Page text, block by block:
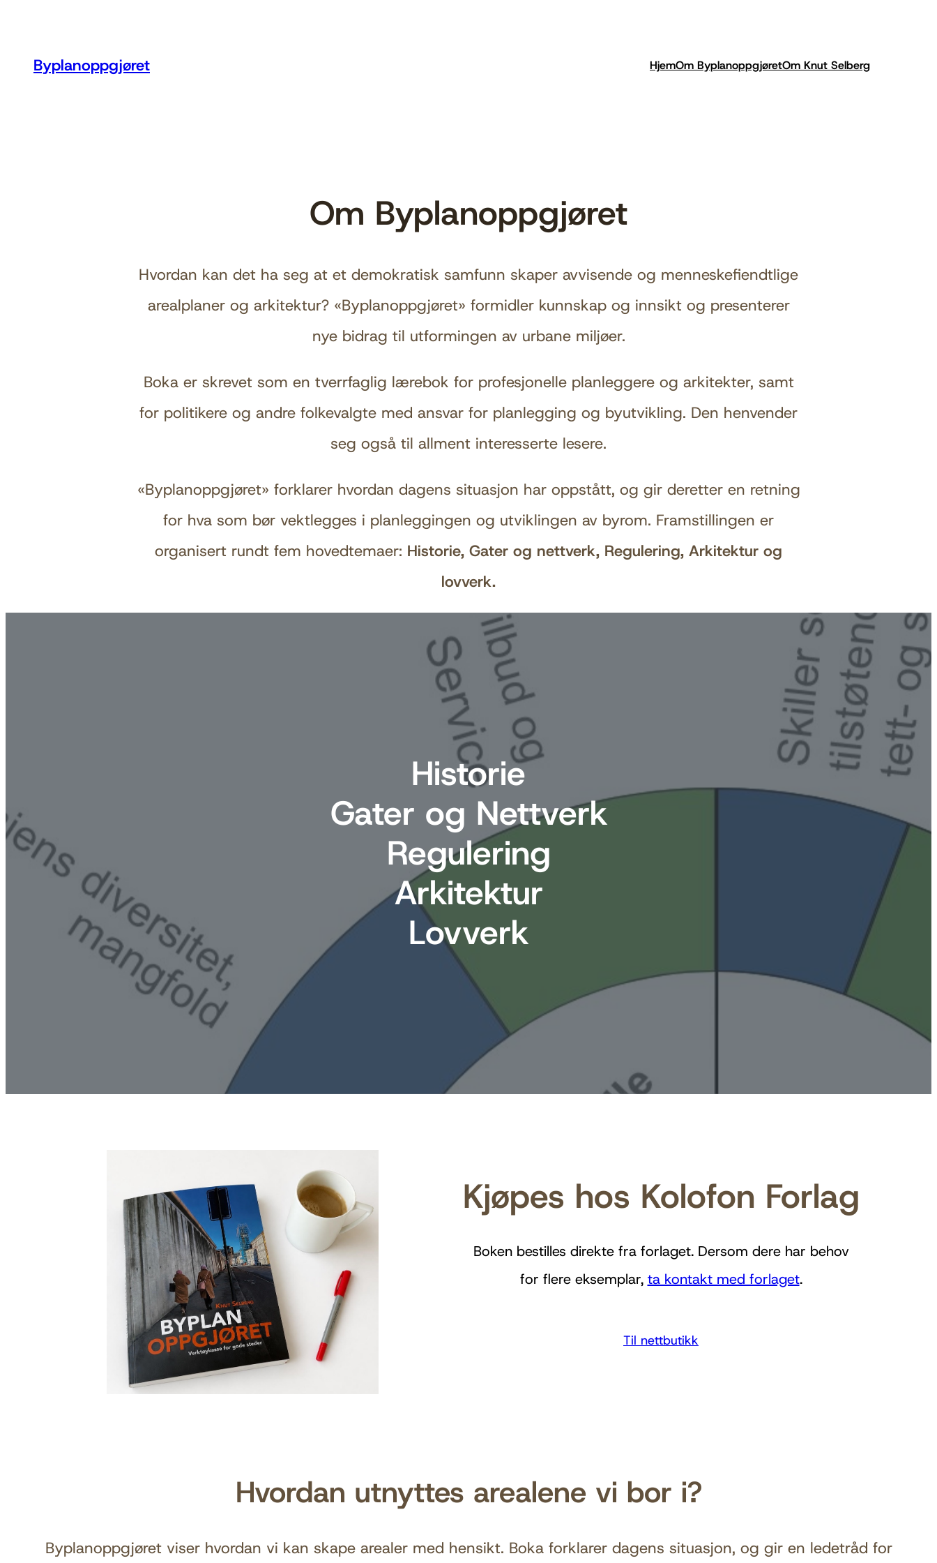
Byplanoppgjøret HjemOm ByplanoppgjøretOm Knut Selberg
Om Byplanoppgjøret
Hvordan kan det ha seg at et demokratisk samfunn skaper avvisende og menneskefiendtlige
arealplaner og arkitektur? «Byplanoppgjøret» formidler kunnskap og innsikt og presenterer
nye bidrag til utformingen av urbane miljøer.
Boka er skrevet som en tverrfaglig lærebok for profesjonelle planleggere og arkitekter, samt
for politikere og andre folkevalgte med ansvar for planlegging og byutvikling. Den henvender
seg også til allment interesserte lesere.
«Byplanoppgjøret» forklarer hvordan dagens situasjon har oppstått, og gir deretter en retning
for hva som bør vektlegges i planleggingen og utviklingen av byrom. Framstillingen er
organisert rundt fem hovedtemaer: Historie, Gater og nettverk, Regulering, Arkitektur og
lovverk.
Historie
Gater og Nettverk
Regulering
Arkitektur
Lovverk
Kjøpes hos Kolofon Forlag
Boken bestilles direkte fra forlaget. Dersom dere har behov
for flere eksemplar, ta kontakt med forlaget.
Til nettbutikk
Hvordan utnyttes arealene vi bor i?
Byplanoppgjøret viser hvordan vi kan skape arealer med hensikt. Boka forklarer dagens situasjon, og gir en ledetråd for